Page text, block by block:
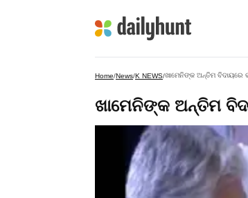
Home/News/K NEWS/ଖାମେନିଙ୍କ ଅନ୍ତିମ ବିଦାୟରେ
ଖାମେନିଙ୍କ ଅନ୍ତିମ